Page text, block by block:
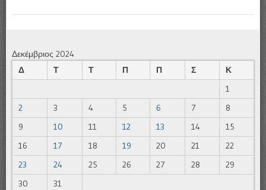
Δεκέμβριος 2024
Δ
Τ Τ Π Π Σ
Κ
1
2
3 4 5 6 7
8
9
10 11 12 13 14
15
16
17 18 19 20 21
22
23
24 25 26 27 28
29
30
31